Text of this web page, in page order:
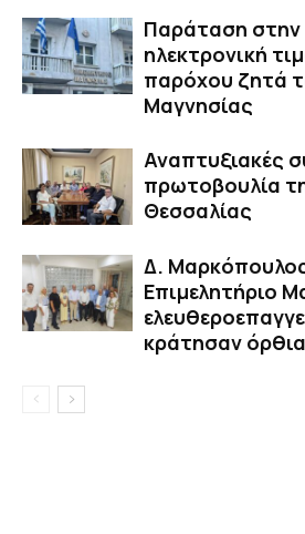
Παράταση στην
ηλεκτρονική
παρόχου ζητά
Μαγνησίας
Αναπτυξιακές
πρωτοβουλία
Θεσσαλίας
Δ.
Επιμελητήριο
κράτησαν